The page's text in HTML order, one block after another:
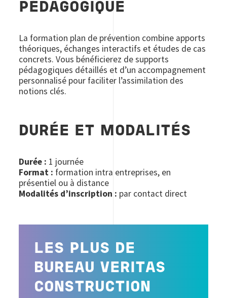
PÉDAGOGIQUE
La formation plan de prévention combine apports
théoriques, échanges interactifs et études de cas
concrets. Vous bénéficierez de supports
pédagogiques détaillés et d’un accompagnement
personnalisé pour faciliter l’assimilation des
notions clés.
DURÉE ET MODALITÉS
Durée : 1 journée
Format : formation intra entreprises, en
présentiel ou à distance
Modalités d’inscription : par contact direct
LES PLUS DE
BUREAU VERITAS
CONSTRUCTION